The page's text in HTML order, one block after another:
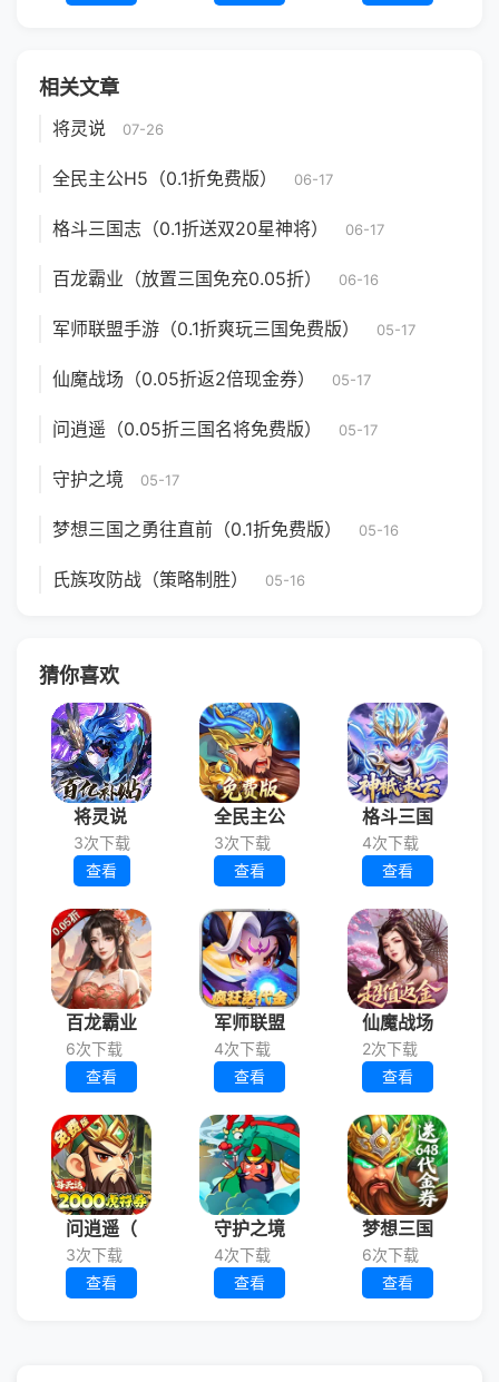
相关文章
将灵说 07-26
全民主公H5（0.1折免费版） 06-17
格斗三国志（0.1折送双20星神将） 06-17
百龙霸业（放置三国免充0.05折） 06-16
军师联盟手游（0.1折爽玩三国免费版） 05-17
仙魔战场（0.05折返2倍现金券） 05-17
问逍遥（0.05折三国名将免费版） 05-17
守护之境 05-17
梦想三国之勇往直前（0.1折免费版） 05-16
氏族攻防战（策略制胜） 05-16
猜你喜欢
将灵说
3次下载
查看
全民主公
3次下载
查看
格斗三国
4次下载
查看
百龙霸业
6次下载
查看
军师联盟
4次下载
查看
仙魔战场
2次下载
查看
问逍遥（
3次下载
查看
守护之境
4次下载
查看
梦想三国
6次下载
查看